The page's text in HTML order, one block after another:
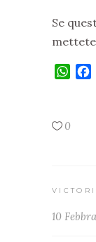
Se
0
10